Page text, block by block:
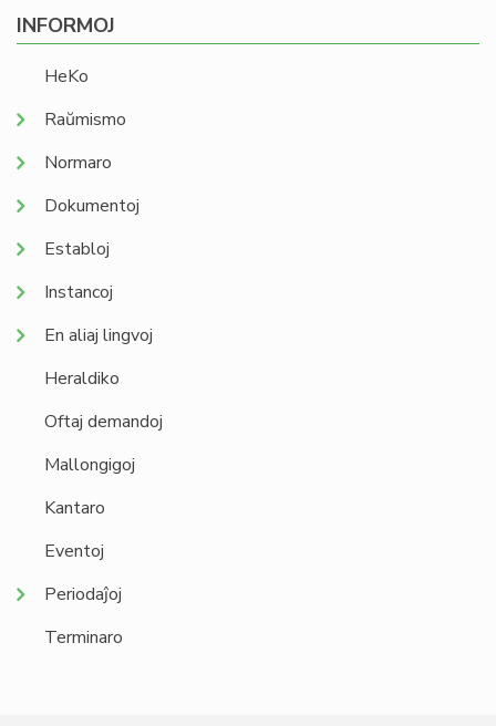
INFORMOJ
HeKo
Raŭmismo
Normaro
Dokumentoj
Establoj
Instancoj
En aliaj lingvoj
Heraldiko
Oftaj demandoj
Mallongigoj
Kantaro
Eventoj
Periodaĵoj
Terminaro